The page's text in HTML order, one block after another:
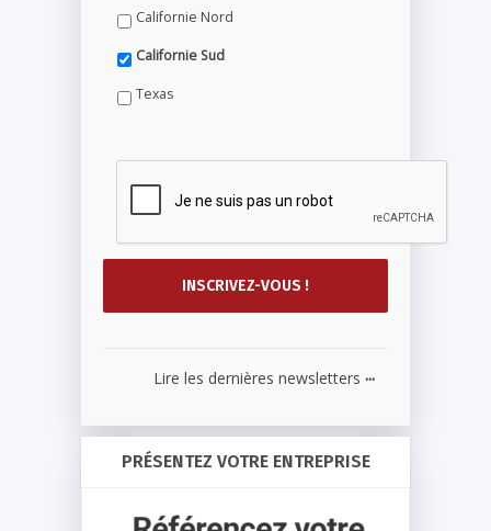
Californie Nord
Californie Sud
Texas
Lire les dernières newsletters ...
PRÉSENTEZ VOTRE ENTREPRISE